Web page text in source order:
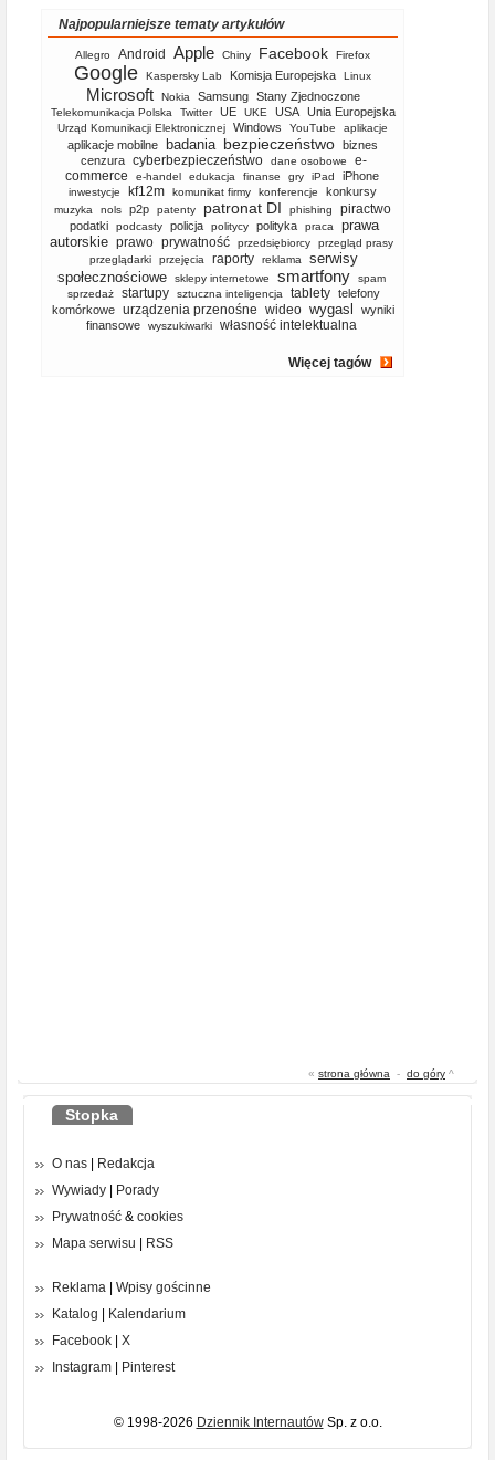
Najpopularniejsze tematy artykułów
Allegro Android Apple Chiny Facebook Firefox
Google Kaspersky Lab Komisja Europejska Linux
Microsoft Nokia Samsung Stany Zjednoczone
Telekomunikacja Polska Twitter UE UKE USA Unia Europejska
Urząd Komunikacji Elektronicznej Windows YouTube aplikacje
aplikacje mobilne badania bezpieczeństwo biznes
cenzura cyberbezpieczeństwo dane osobowe
e-
commerce
e-handel edukacja finanse gry iPad iPhone
inwestycje kf12m komunikat firmy konferencje konkursy
muzyka nols p2p patenty patronat DI phishing piractwo
podatki podcasty policja politycy polityka praca
prawa
autorskie prawo prywatność przedsiębiorcy
przegląd prasy
przeglądarki
przejęcia raporty reklama
serwisy
społecznościowe
sklepy internetowe smartfony
spam
sprzedaż
startupy sztuczna inteligencja tablety telefony
komórkowe
urządzenia przenośne wideo wygasl
wyniki
finansowe
wyszukiwarki własność intelektualna
Więcej tagów
« strona główna - do góry ^
Stopka
O nas | Redakcja
Wywiady | Porady
Prywatność & cookies
Mapa serwisu | RSS
Reklama | Wpisy gościnne
Katalog | Kalendarium
Facebook | X
Instagram | Pinterest
© 1998-2026 Dziennik InternautówSp. z o.o.